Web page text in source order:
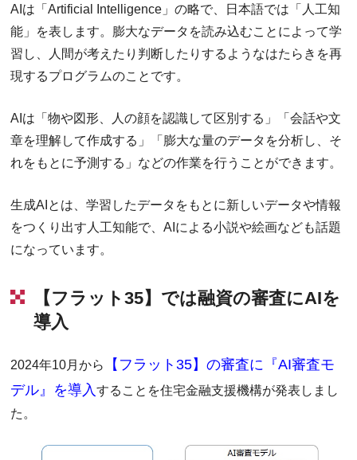
AIは「Artificial Intelligence」の略で、日本語では「人工知
能」を表します。膨大なデータを読み込むことによって学
習し、人間が考えたり判断したりするようなはたらきを再
現するプログラムのことです。
AIは「物や図形、人の顔を認識して区別する」「会話や文
章を理解して作成する」「膨大な量のデータを分析し、そ
れをもとに予測する」などの作業を行うことができます。
生成AIとは、学習したデータをもとに新しいデータや情報
をつくり出す人工知能で、AIによる小説や絵画なども話題
になっています。
【フラット35】では融資の審査にAIを
導入
2024年10月から
【フラット35】の審査に『AI審査モ
デル』を導入することを住宅金融支援機構が発表しまし
た。